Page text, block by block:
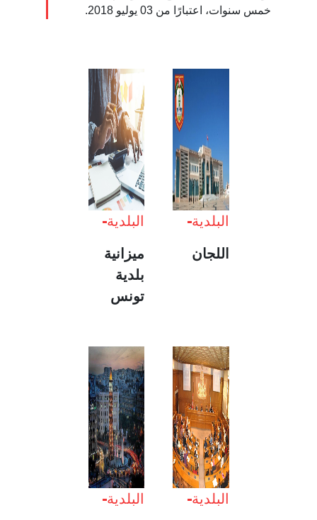
خمس سنوات، اعتبارًا من 03 يوليو 2018.
البلدية
اللجان
البلدية
ميزانية
بلدية
تونس
البلدية البلدية